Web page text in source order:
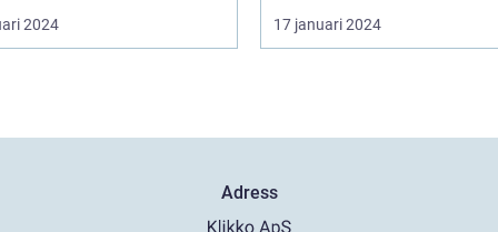
2024 17 januari 2024
Adress